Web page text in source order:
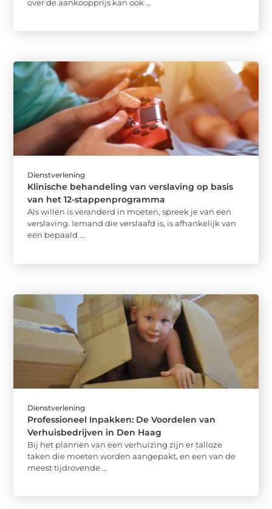
over de aankoopprijs kan ook ...
Dienstverlening
Klinische behandeling van verslaving op basis
van het 12-stappenprogramma
Als willen is veranderd in moeten, spreek je van een
verslaving. Iemand die verslaafd is, is afhankelijk van
een bepaald ...
Dienstverlening
Professioneel Inpakken: De Voordelen van
Verhuisbedrijven in Den Haag
Bij het plannen van een verhuizing zijn er talloze
taken die moeten worden aangepakt, en een van de
meest tijdrovende ...